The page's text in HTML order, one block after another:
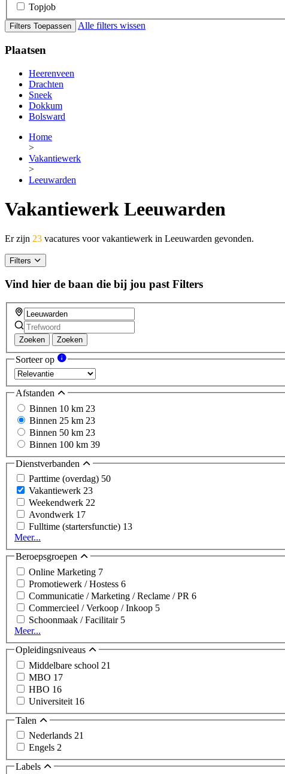
Topjob
Filters Toepassen Alle filters wissen
Plaatsen
Heerenveen
Drachten
Sneek
Dokkum
Bolsward
Home
>
Vakantiewerk
>
Leeuwarden
Vakantiewerk Leeuwarden
Er zijn 23 vacatures voor vakantiewerk in Leeuwarden gevonden.
Filters
Vind hier de baan die bij jou past Filters
Zoeken Zoeken
Sorteer op
Afstanden
Binnen 10 km 23
Binnen 25 km 23
Binnen 50 km 23
Binnen 100 km 39
Dienstverbanden
Parttime (overdag) 50
Vakantiewerk 23
Weekendwerk 22
Avondwerk 17
Fulltime (startersfunctie) 13
Meer...
Beroepsgroepen
Online Marketing 7
Promotiewerk / Hostess 6
Communicatie / Marketing / Reclame / PR 6
Commercieel / Verkoop / Inkoop 5
Schoonmaak / Facilitair 5
Meer...
Opleidingsniveaus
Middelbare school 21
MBO 17
HBO 16
Universiteit 16
Talen
Nederlands 21
Engels 2
Labels